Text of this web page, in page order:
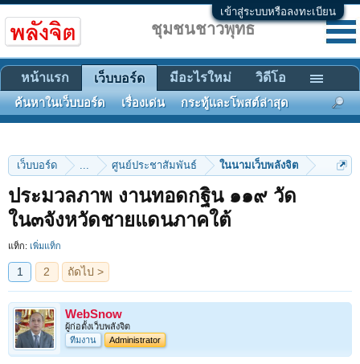
เข้าสู่ระบบหรือลงทะเบียน
เว็บบอร์ด ... ศูนย์ประชาสัมพันธ์ ในนามเว็บพลังจิต
ประมวลภาพ งานทอดกฐิน ๑๑๙ วัด
ใน๓จังหวัดชายแดนภาคใต้
แท็ก: เพิ่มแท็ก
1 2 ถัดไป >
WebSnow
ผู้ก่อตั้งเว็บพลังจิต
ทีมงาน
Administrator
ชุมชนชาวพุทธ
หน้าแรก เว็บบอร์ด
ค้นหาในเว็บบอร์ด เรื่องเด่น กระทู้และโพสต์ล่าสุด
มีอะไรใหม่ วิดีโอ